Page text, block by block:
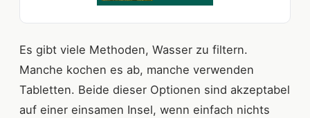
Es gibt viele Methoden, Wasser zu filtern.
Manche kochen es ab, manche verwenden
Tabletten. Beide dieser Optionen sind akzeptabel
auf einer einsamen Insel, wenn einfach nichts